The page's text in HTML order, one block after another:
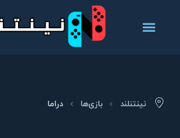
نینتنلند بازی‌ها دراما